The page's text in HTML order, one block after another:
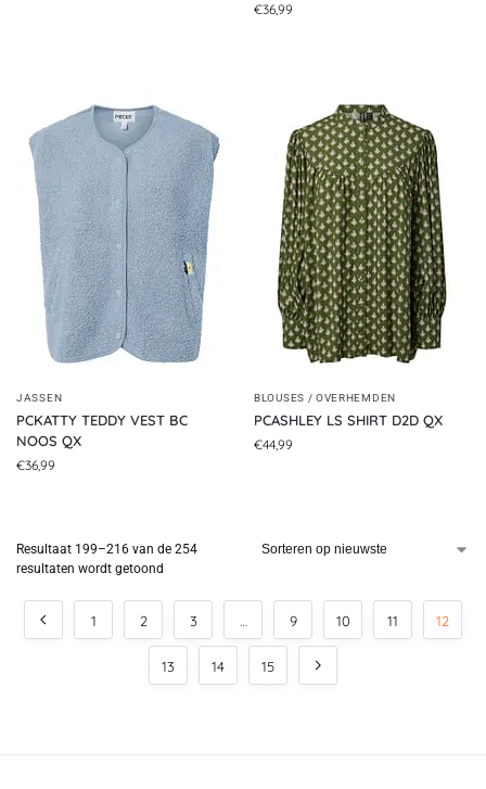
€36,99
JASSEN
PCKATTY TEDDY VEST BC
NOOS QX
€36,99
BLOUSES / OVERHEMDEN
PCASHLEY LS SHIRT D2D QX
€44,99
Resultaat 199–216 van de 254
resultaten wordt getoond
1 2 3 … 9 10 11 12
13 14 15